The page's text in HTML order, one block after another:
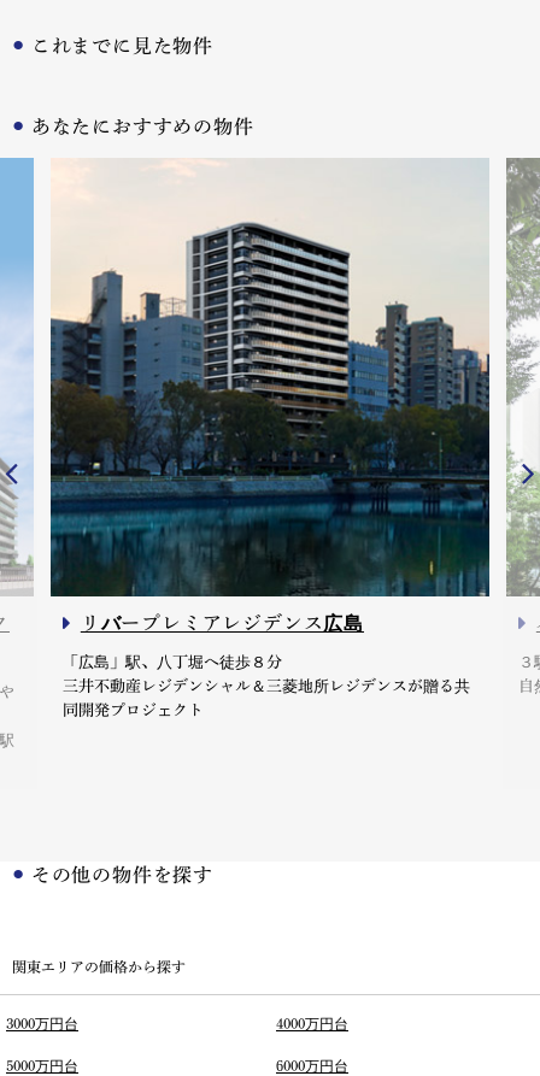
これまでに見た物件
あなたにおすすめの物件
リバープレミアレジデンス広島
「広島」駅、八丁堀へ徒歩８分
三井不動産レジデンシャル＆三菱地所レジデンスが贈る共
同開発プロジェクト
３
自
その他の物件を探す
関東エリアの価格から探す
3000万円台 4000万円台
5000万円台 6000万円台